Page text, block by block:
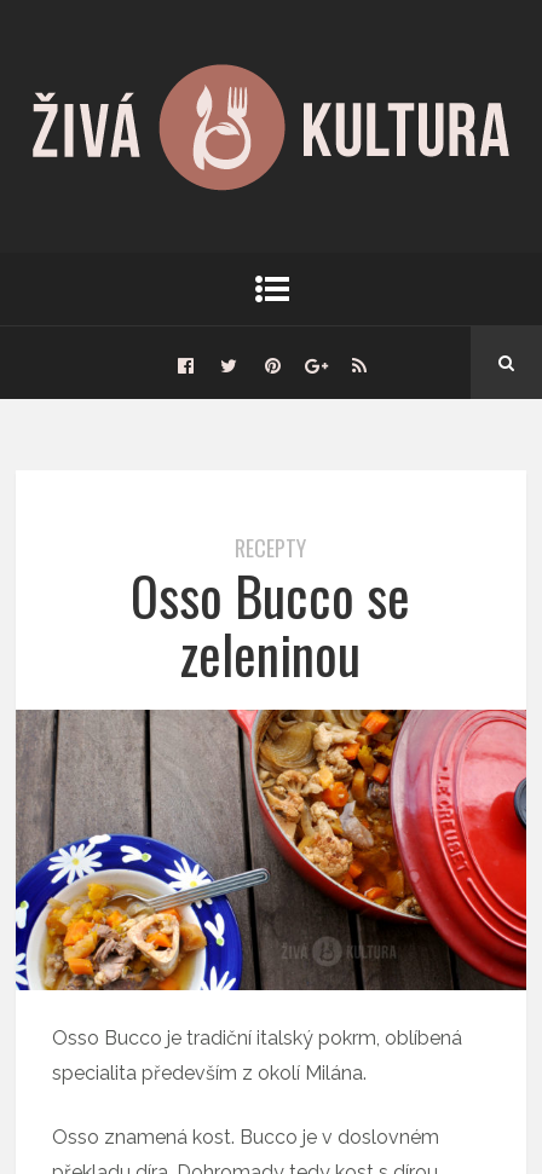
RECEPTY
Osso Bucco se
zeleninou
Osso Bucco je tradiční italský pokrm, oblíbená
specialita především z okolí Milána.
Osso znamená kost. Bucco je v doslovném